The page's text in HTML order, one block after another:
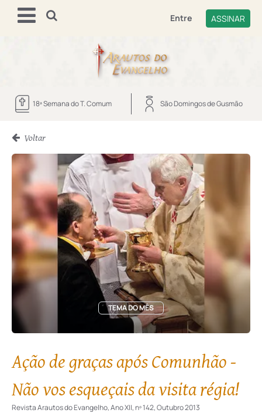
Entre ASSINAR
18ª Semana do T. Comum São Domingos de Gusmão
Voltar
TEMA DO MÊS
Ação de graças após Comunhão -
Não vos esqueçais da visita régia!
Revista Arautos do Evangelho, Ano XII, nº 142, Outubro 2013